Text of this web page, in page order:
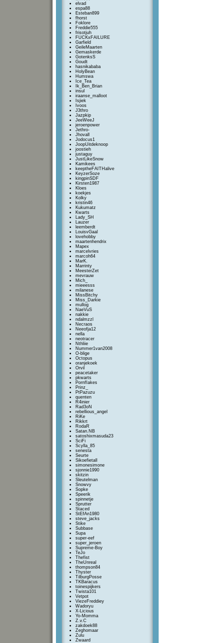
elvad
espa88
Esteban899
fhorst
Foklore
Freddie555
frisotjuh
FUCKxFAILURE
Garfield
GeileMaarten
Gemaskerde
GotenksS
Goudt
hasnikababa
HolyBean
Humswa
Ice_Tea
Ik_Ben_Brian
insul
iraanse_malloot
Isjiek
Ivoos
J3thro
Jazpkip
JeeWeeJ
jeroenpower
Jethro-
Jhovall
Jodocus1
JoopUitdeknoop
joostieh
justaguy
JustLikeSnow
Kamikees
keeptheFAITHalive
KeyzerSoze
kingpinSDF
Kirsten1987
Kloes
koekjes
Kolky
kristin46
Kukumatz
Kwarts
Lady_SH
Lauzer
leemberdt
LouisvGaal
lovehobby
maartenhendrix
Mapex
marcelvries
marcoh64
MarK.
Marrinty
MeesterZet
mevrauw
Mich_
mieeesss
milanese
MissBitchy
Miss_Darkie
mullog
NaeVuS
nakkie
ndalmzzl
Necraos
Neeofja12
nella
neotracer
Nthliie
Nummer1van2008
O-blige
Octopus
oranjekoek
Orvil
peacetaker
pkwarts
PornfIakes
Prinz_
PtPazuzu
quenten
R4inier
Rad3oN
rebellious_angel
RiKe
Rikkrt
RodaR
Satan.NB
satoshixmasuda23
SciFi
Scylla_85
senesta
Seurte
Sikoefietall
simonesimone
sjonnie1990
skitzin
Sleutelman
Snowvy
Sopke
Speerik
spinnetje
Sprutter
Staced
StEfAn1980
steve_jacks
Stike
Subbase
Supa
super-eef
super_jeroen
Supreme-Boy
TeJo
Thefist
TheUnreal
thompson84
Thyster
TilburgPosse
TKBaracus
toinespijkers
Twista101
Vetpot
ViezeFreddiey
Wadoryu
X-Licious
Yo-Momma
Z.v.C
zakdoek88
Zeghomaar
Zulu
Zwaard